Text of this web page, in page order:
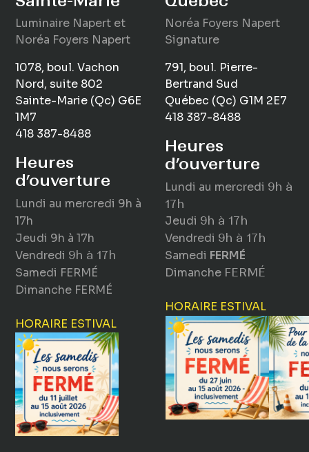
Luminaire Napert et
Noréa Foyers Napert
1078, boul. Vachon
Nord, suite 802
Sainte-Marie (Qc) G6E
1M7
418 387-8488
Heures
d’ouverture
Lundi au mercredi 9h à
17h
Jeudi 9h à 17h
Vendredi 9h à 17h
Samedi FERMÉ
Dimanche FERMÉ
HORAIRE ESTIVAL
Noréa Foyers Napert
Signature
791, boul. Pierre-
Bertrand Sud
Québec (Qc) G1M 2E7
418 387-8488
Heures
d’ouverture
Lundi au mercredi 9h à
17h
Jeudi 9h à 17h
Vendredi 9h à 17h
Samedi FERMÉ
Dimanche FERMÉ
HORAIRE ESTIVAL